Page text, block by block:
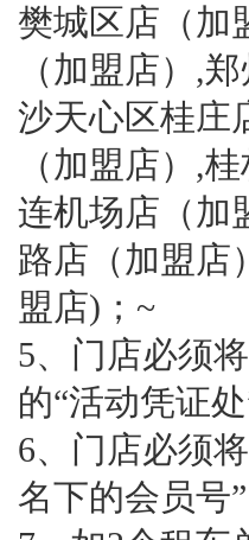
樊城区店（加
（加盟店）,
沙天心区桂庄
（加盟店）,
连机场店（加
路店（加盟店
盟店)；~
5、门店必须
的“活动凭证
6、门店必须
名下的会员号